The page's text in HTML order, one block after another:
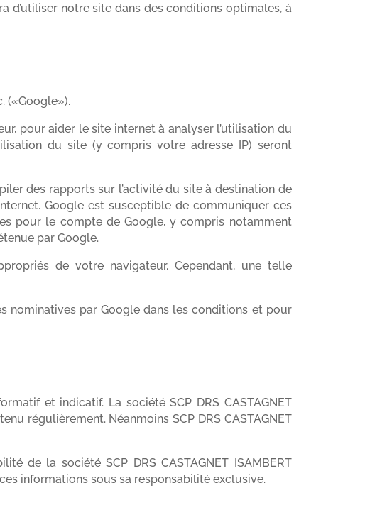
notre site dans des conditions optimales, à
(«Google»).
pour aider le site internet à analyser l’utilisation du
du site (y compris votre adresse IP) seront
des rapports sur l’activité du site à destination de
Google est susceptible de communiquer ces
pour le compte de Google, y compris notamment
par Google.
de votre navigateur. Cependant, une telle
nominatives par Google dans les conditions et pour
et indicatif. La société SCP DRS CASTAGNET
régulièrement. Néanmoins SCP DRS CASTAGNET
de la société SCP DRS CASTAGNET ISAMBERT
informations sous sa responsabilité exclusive.